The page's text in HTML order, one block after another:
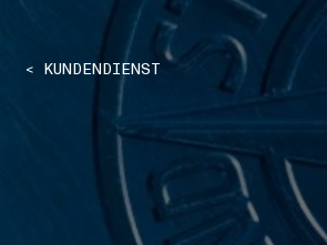
< KUNDENDIENST